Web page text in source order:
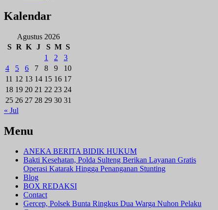
Kalendar
Agustus 2026
S R K J S M S
1
2
3
4
5 6 7 8 9
10
11 12 13 14 15 16 17
18 19 20 21 22 23 24
25 26 27 28 29 30 31
« Jul
Menu
ANEKA BERITA BIDIK HUKUM
Bakti Kesehatan, Polda Sulteng Berikan Layanan Gratis
Operasi Katarak Hingga Penanganan Stunting
Blog
BOX REDAKSI
Contact
Gercep, Polsek Bunta Ringkus Dua Warga Nuhon Pelaku